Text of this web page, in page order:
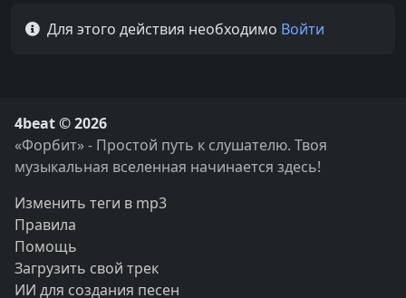
Для этого действия необходимо Войти
4beat © 2026
«Форбит» - Простой путь к слушателю. Твоя
музыкальная вселенная начинается здесь!
Изменить теги в mp3
Правила
Помощь
Загрузить свой трек
ИИ для создания песен